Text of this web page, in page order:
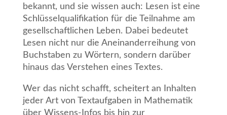
bekannt, und sie wissen auch: Lesen ist eine
Schlüsselqualifikation für die Teilnahme am
gesellschaftlichen Leben. Dabei bedeutet
Lesen nicht nur die Aneinanderreihung von
Buchstaben zu Wörtern, sondern darüber
hinaus das Verstehen eines Textes.
Wer das nicht schafft, scheitert an Inhalten
jeder Art von Textaufgaben in Mathematik
über Wissens-Infos bis hin zur